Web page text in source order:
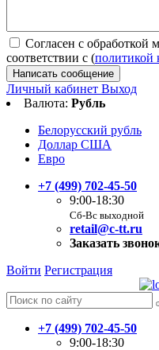
Согласен с обработкой
соответствии с (политикой
Написать сообщение
Личный кабинет Выход
Валюта: Рубль
Белорусский рубль
Доллар США
Евро
+7 (499) 702-45-50
9:00-18:30
Сб-Вс выходной
retail@c-tt.ru
Заказать
Войти Регистрация
+7 (499) 702-45-50
9:00-18:30